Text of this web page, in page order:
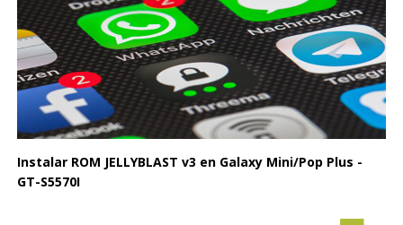
Instalar ROM JELLYBLAST v3 en Galaxy Mini/Pop Plus -
GT-S5570I